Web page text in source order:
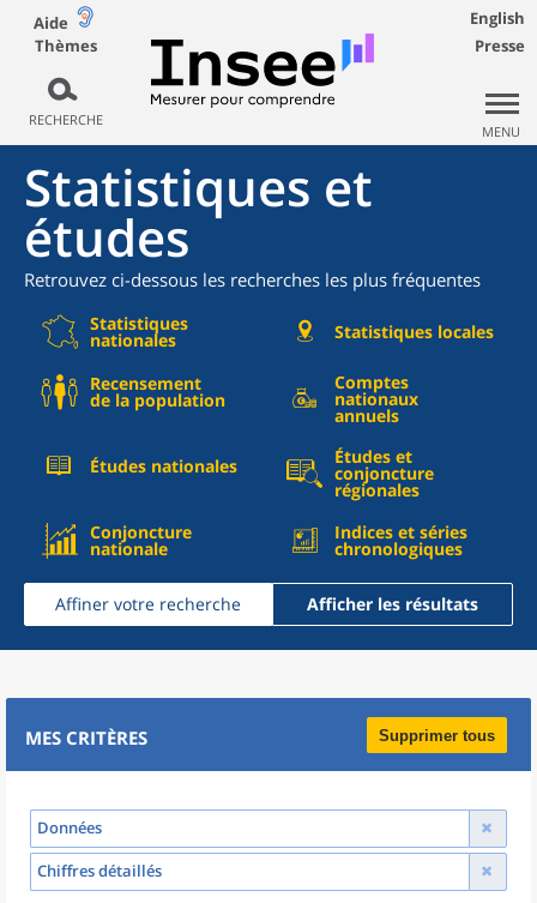
Aide
Thèmes
RECHERCHE
English
Presse
MENU
Statistiques et
études
Retrouvez ci-dessous les recherches les plus fréquentes
Statistiques
nationales Statistiques locales
Recensement
de la population
Comptes
nationaux
annuels
Études nationales Études et
conjoncture
régionales
Conjoncture
nationale
Indices et séries
chronologiques
Affiner votre recherche Afficher les résultats
MES CRITÈRES Supprimer tous
Données
Chiffres détaillés